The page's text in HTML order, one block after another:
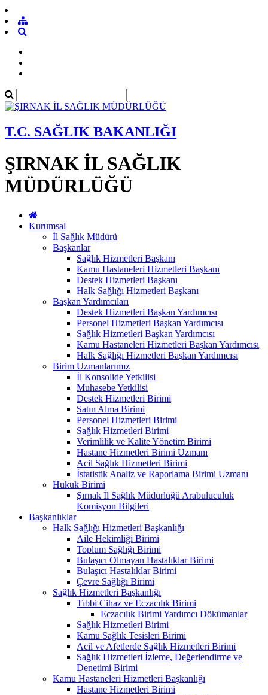
T.C. SAĞLIK BAKANLIĞI
ŞIRNAK İL SAĞLIK
MÜDÜRLÜĞÜ
Kurumsal
İl Sağlık Müdürü
Başkanlar
Sağlık Hizmetleri Başkanı
Kamu Hastaneleri Hizmetleri Başkanı
Destek Hizmetleri Başkanı
Halk Sağlığı Hizmetleri Başkanı
Başkan Yardımcıları
Destek Hizmetleri Başkan Yardımcısı
Personel Hizmetleri Başkan Yardımcısı
Sağlık Hizmetleri Başkan Yardımcısı
Kamu Hastaneleri Hizmetleri Başkan Yardımcısı
Halk Sağlığı Hizmetleri Başkan Yardımcısı
Birim Uzmanlarımız
İl Konsolide Yetkilisi
Muhasebe Yetkilisi
Destek Hizmetleri Birimi
Satın Alma Birimi
Personel Hizmetleri Birimi
Sağlık Hizmetleri Birimi
Verimlilik ve Kalite Yönetim Birimi
Hastane Hizmetleri Birimi Uzmanı
Acil Sağlık Hizmetleri Birimi
İstatistik Analiz ve Raporlama Birimi Uzmanı
Hukuk Birimi
Şırnak İl Sağlık Müdürlüğü Arabuluculuk
Komisyon Bilgileri
Başkanlıklar
Halk Sağlığı Hizmetleri Başkanlığı
Aile Hekimliği Birimi
Toplum Sağlığı Birimi
Bulaşıcı Olmayan Hastalıklar Birimi
Bulaşıcı Hastalıklar Birimi
Çevre Sağlığı Birimi
Sağlık Hizmetleri Başkanlığı
Tıbbi Cihaz ve Eczacılık Birimi
Eczacılık Birimi Yardımcı Dökümanlar
Sağlık Hizmetleri Birimi
Kamu Sağlık Tesisleri Birimi
Acil ve Afetlerde Sağlık Hizmetleri Birimi
Sağlık Hizmetleri İzleme, Değerlendirme ve
Denetimi Birimi
Kamu Hastaneleri Hizmetleri Başkanlığı
Hastane Hizmetleri Birimi